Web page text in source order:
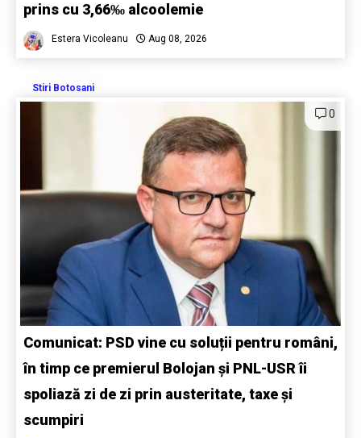
prins cu 3,66‰ alcoolemie
Estera Vicoleanu Aug 08, 2026
Stiri Botosani
0
Comunicat: PSD vine cu soluții pentru români,
în timp ce premierul Bolojan și PNL-USR îi
spoliază zi de zi prin austeritate, taxe și
scumpiri